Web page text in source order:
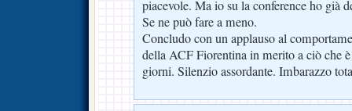
piacevole. Ma io su la conference ho già
Se ne può fare a meno.
Concludo con un applauso al
della ACF Fiorentina in merito a ciò che
giorni. Silenzio assordante. Imbarazzo